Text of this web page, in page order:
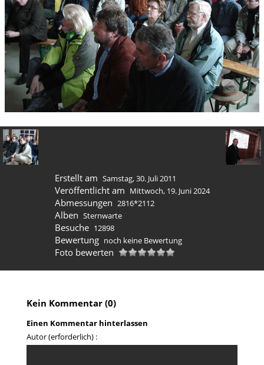
Erstellt am Samstag, 30. Juli 2011
Veröffentlicht am Mittwoch, 19. Juni 2024
Abmessungen 2816*2112
Alben Sternwarte
Besuche 12898
Bewertung noch keine Bewertung
Foto bewerten
Kein Kommentar (0)
Einen Kommentar hinterlassen
Autor (erforderlich) :